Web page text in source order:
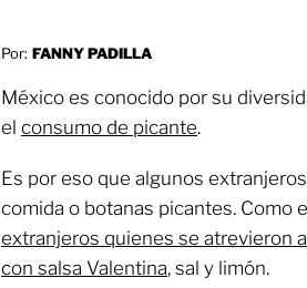
Por: FANNY PADILLA
México es conocido por su
el consumo de picante.
Es por eso que algunos
comida o botanas picantes. Como
extranjeros quienes se atrevieron
con salsa Valentina, sal y limón.